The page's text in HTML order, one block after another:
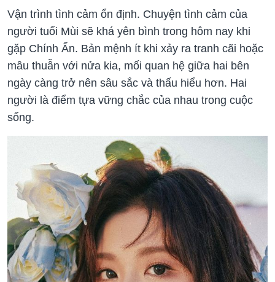
Vận trình tình cảm ổn định. Chuyện tình cảm của
người tuổi Mùi sẽ khá yên bình trong hôm nay khi
gặp Chính Ấn. Bản mệnh ít khi xảy ra tranh cãi hoặc
mâu thuẫn với nửa kia, mối quan hệ giữa hai bên
ngày càng trở nên sâu sắc và thấu hiểu hơn. Hai
người là điểm tựa vững chắc của nhau trong cuộc
sống.